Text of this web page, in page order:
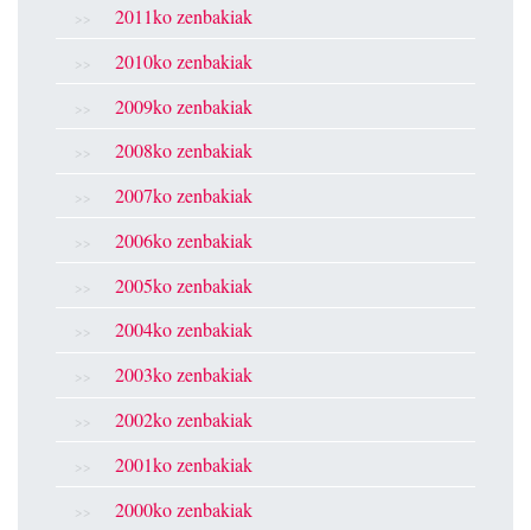
2011ko zenbakiak
2010ko zenbakiak
2009ko zenbakiak
2008ko zenbakiak
2007ko zenbakiak
2006ko zenbakiak
2005ko zenbakiak
2004ko zenbakiak
2003ko zenbakiak
2002ko zenbakiak
2001ko zenbakiak
2000ko zenbakiak